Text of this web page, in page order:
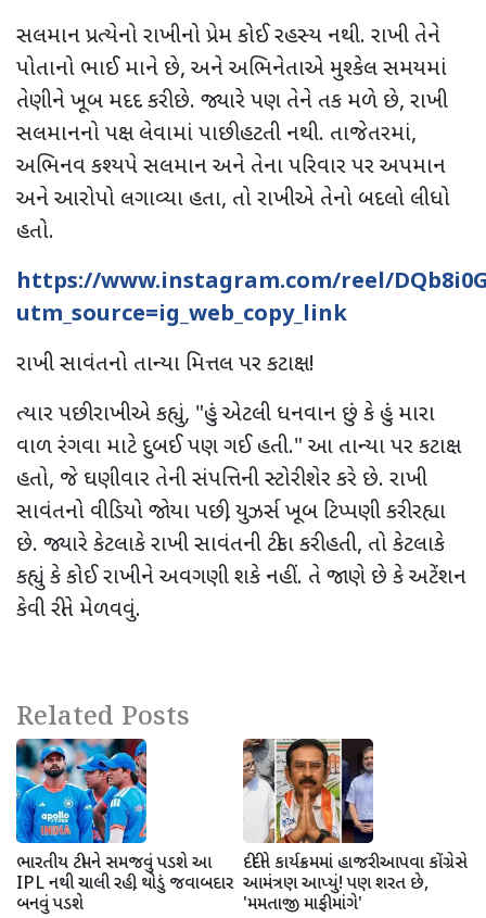
સલમાન પ્રત્યેનો રાખીનો પ્રેમ કોઈ રહસ્ય નથી. રાખી તેને
પોતાનો ભાઈ માને છે, અને અભિનેતાએ મુશ્કેલ સમયમાં
તેણીને ખૂબ મદદ કરી છે. જ્યારે પણ તેને તક મળે છે, રાખી
સલમાનનો પક્ષ લેવામાં પાછી હટતી નથી. તાજેતરમાં,
અભિનવ કશ્યપે સલમાન અને તેના પરિવાર પર અપમાન
અને આરોપો લગાવ્યા હતા, તો રાખીએ તેનો બદલો લીધો
હતો.
https://www.instagram.com/reel/
utm_source=ig_web_copy_link
રાખી સાવંતનો તાન્યા મિત્તલ પર કટાક્ષ!
ત્યાર પછી રાખીએ કહ્યું, "હું એટલી ધનવાન છું કે હું મારા
વાળ રંગવા માટે દુબઈ પણ ગઈ હતી." આ તાન્યા પર કટાક્ષ
હતો, જે ઘણીવાર તેની સંપત્તિની સ્ટોરી શેર કરે છે. રાખી
સાવંતનો વીડિયો જોયા પછી, યુઝર્સ ખૂબ ટિપ્પણી કરી રહ્યા
છે. જ્યારે કેટલાકે રાખી સાવંતની ટીકા કરી હતી, તો કેટલાકે
કહ્યું કે કોઈ રાખીને અવગણી શકે નહીં. તે જાણે છે કે અટેંશન
કેવી રીતે મેળવવું.
Related Posts
ભારતીય ટીમને સમજવું પડશે આ
IPL નથી ચાલી રહી, થોડું જવાબદાર
બનવું પડશે
દીદીને કાર્યક્રમમાં હાજરી આપવા કોંગ્રેસે
આમંત્રણ આપ્યું! પણ શરત છે,
'મમતાજી માફી માંગે'